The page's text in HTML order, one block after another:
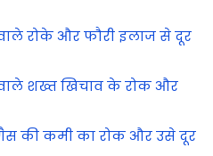
रोके और फौरी इलाज से दूर
शख्त खिचाव के रोक और
गैस की कमी का रोक और उसे दूर